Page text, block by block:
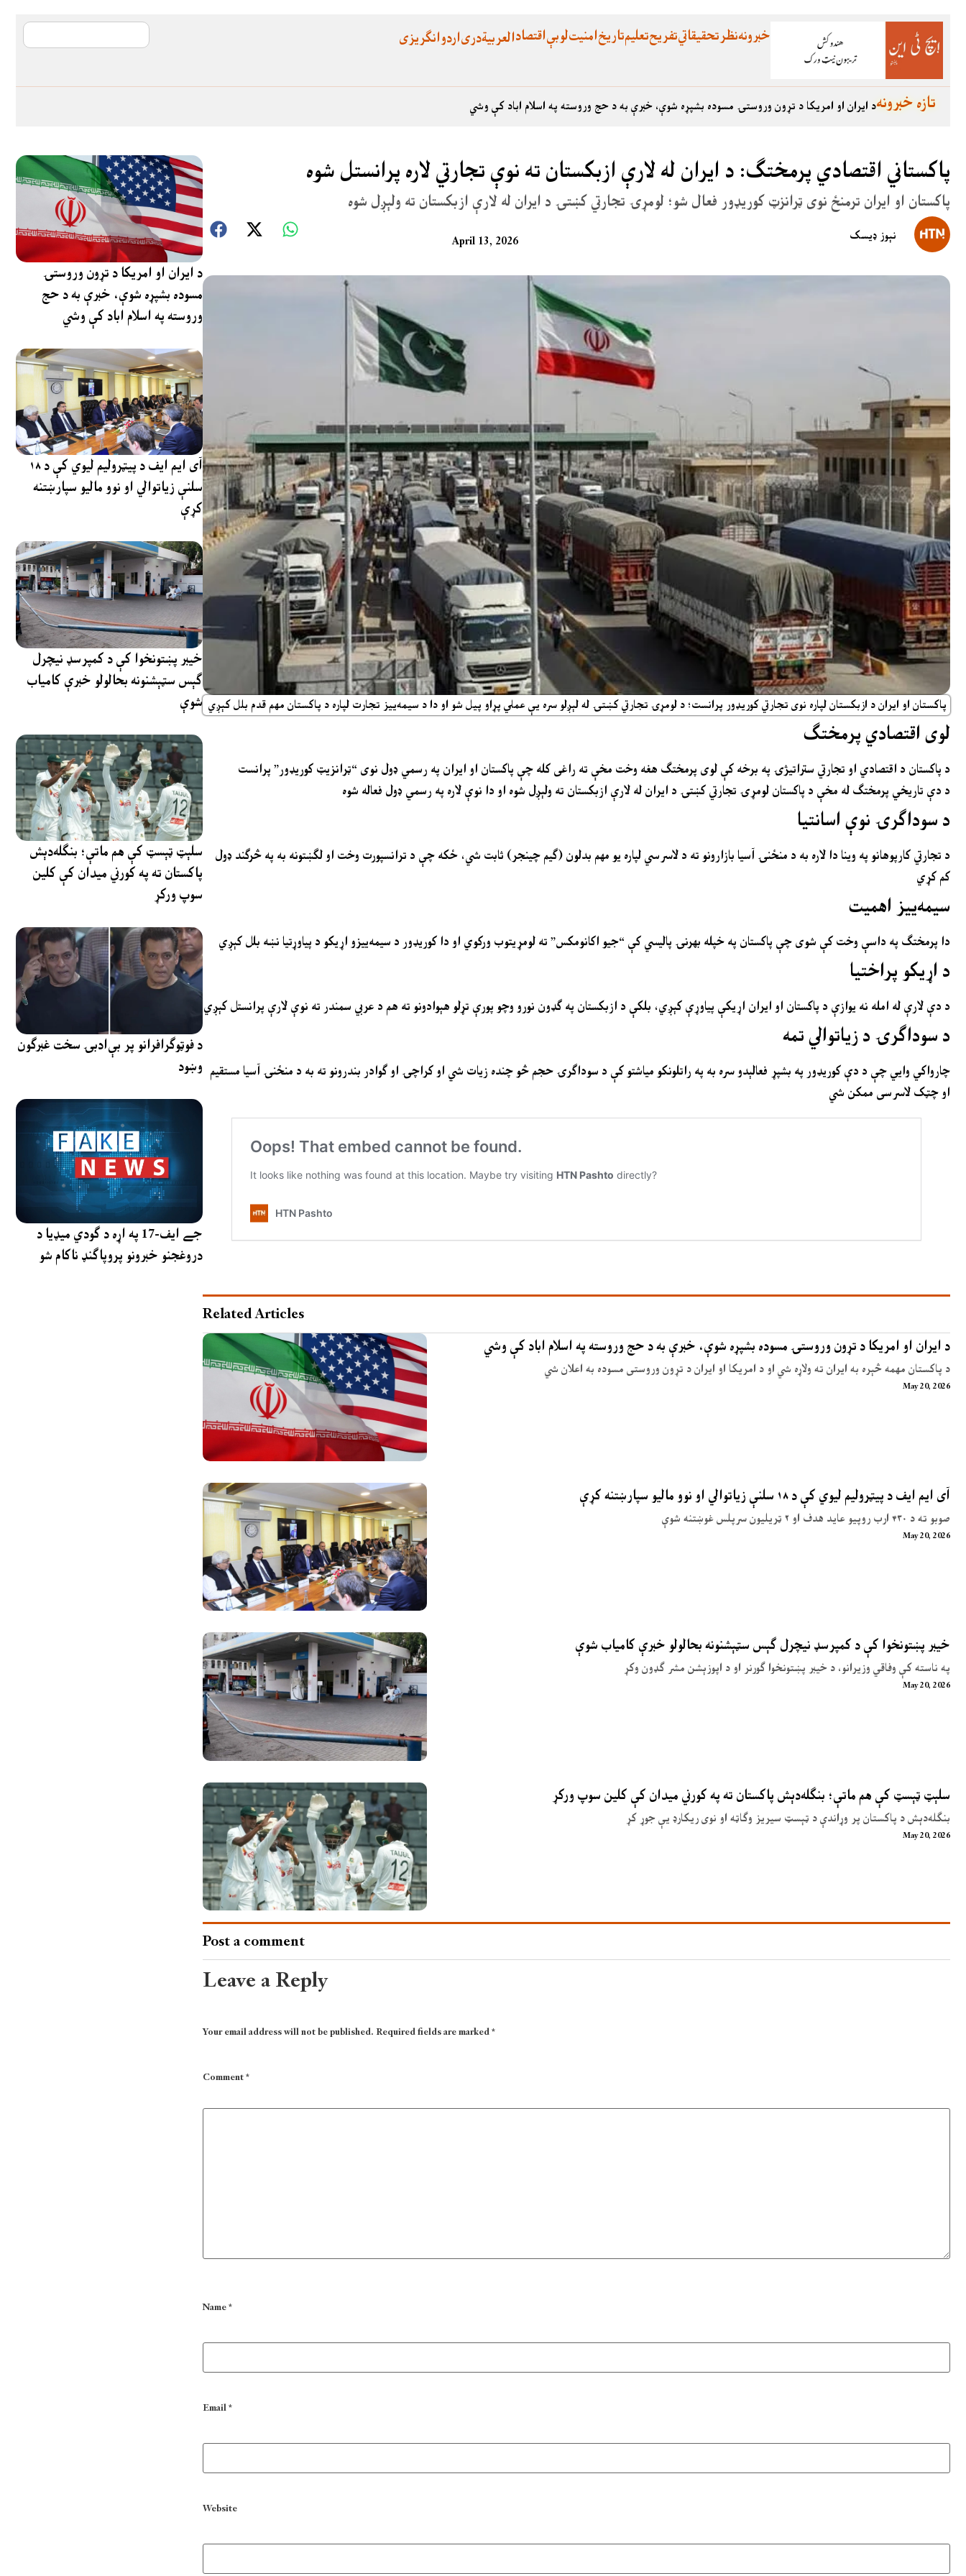
اقتصادلوبېامنیتتاریختعلیمتفریحتحقیقاتينظرخبرونه انگریزیاردودریالعربية
د ایران او امریکا د تړون وروستۍ مسوده بشپړه شوې، خبرې به د حج وروسته په اسلام اباد کې وشيتازه خبرونه
د ایران او امریکا د تړون وروستۍ
مسوده بشپړه شوې، خبرې به د حج
وروسته په اسلام اباد کې وشي
آی ایم ایف د پیټرولیم لیوي کې د ۱۸
سلنې زیاتوالي او نوو مالیو سپارښتنه
کړې
خیبر پښتونخوا کې د کمپرسډ نیچرل
ګېس سټېشنونه بحالولو خبرې کامیاب
شوې
سلېټ ټېسټ کې هم ماتې؛ بنګله‌دېش
پاکستان ته په کورني میدان کې کلین
سوپ ورکړ
د فوټوګرافرانو پر بې‌ادبۍ سخت غبرګون
وښود
جے ایف-17 په اړه د ګودي میډیا د
دروغجنو خبرونو پروپاګنډ ناکام شو
پاکستاني اقتصادي پرمختګ: د ایران له لارې ازبکستان ته نوې تجارتي لاره پرانستل شوه
پاکستان او ایران ترمنځ نوی ټرانزټ کوریډور فعال شو؛ لومړۍ تجارتي کښتۍ د ایران له لارې ازبکستان ته ولېږل شوه
April 13, 2026 نېوز ډیسک
پاکستان او ایران د ازبکستان لپاره نوی تجارتي کوریډور پرانست؛ د لومړۍ تجارتي کښتۍ له لېږلو سره یې عملي پړاو پیل شو او دا د سیمه‌ییز تجارت لپاره د پاکستان مهم قدم بلل کېږي
لوی اقتصادي پرمختګ
د پاکستان د اقتصادي او تجارتي ستراتیژۍ په برخه کې لوی پرمختګ هغه وخت مخې ته راغی کله چې پاکستان او ایران په رسمي ډول نوی “ټرانزیټ کوریډور” پرانست
د دې تاریخي پرمختګ له مخې د پاکستان لومړۍ تجارتي کښتۍ د ایران له لارې ازبکستان ته ولېږل شوه او دا نوې لاره په رسمي ډول فعاله شوه
د سوداګرۍ نوې اسانتیا
د تجارتي کارپوهانو په وینا دا لاره به د منځنۍ آسیا بازارونو ته د لاسرسي لپاره یو مهم بدلون (ګیم چینجر) ثابت شي، ځکه چې د ترانسپورت وخت او لګښتونه به په څرګند ډول
کم کړي
سیمه‌ییز اهمیت
دا پرمختګ په داسې وخت کې شوی چې پاکستان په خپله بهرنۍ پالیسي کې “جیو اکانومکس” ته لومړیتوب ورکوي او دا کوریډور د سیمه‌ییزو اړیکو د پیاوړتیا نښه بلل کېږي
د اړیکو پراختیا
د دې لارې له امله نه یوازې د پاکستان او ایران اړیکې پیاوړې کېږي، بلکې د ازبکستان په ګډون نورو وچو پورې تړلو هېوادونو ته هم د عربي سمندر ته نوې لارې پرانستل کېږي
د سوداګرۍ د زیاتوالي تمه
چارواکي وایي چې د دې کوریډور په بشپړ فعالېدو سره به په راتلونکو میاشتو کې د سوداګرۍ حجم څو چنده زیات شي او کراچۍ او ګوادر بندرونو ته به د منځنۍ آسیا مستقیم
او چټک لاسرسی ممکن شي
Related Articles
د ایران او امریکا د تړون وروستۍ مسوده بشپړه شوې، خبرې به د حج وروسته په اسلام اباد کې وشي
د پاکستان مهمه څېره به ایران ته ولاړه شي او د امریکا او ایران د تړون وروستی مسوده به اعلان شي
May 20, 2026
آی ایم ایف د پیټرولیم لیوي کې د ۱۸ سلنې زیاتوالي او نوو مالیو سپارښتنه کړې
صوبو ته د ۴۳۰ ارب روپیو عاید هدف او ۲ ټریلیون سرپلس غوښتنه شوې
May 20, 2026
خیبر پښتونخوا کې د کمپرسډ نیچرل ګېس سټېشنونه بحالولو خبرې کامیاب شوې
په ناسته کې وفاقي وزیرانو، د خیبر پښتونخوا ګورنر او د اپوزېشن مشر ګډون وکړ
May 20, 2026
سلېټ ټېسټ کې هم ماتې؛ بنګله‌دېش پاکستان ته په کورني میدان کې کلین سوپ ورکړ
بنګله‌دېش د پاکستان پر وړاندې د ټېسټ سیریز وګاټه او نوی ریکارډ یې جوړ کړ
May 20, 2026
Post a comment
Leave a Reply
Your email address will not be published.Required fields are marked*
Comment*
Name*
Email*
Website